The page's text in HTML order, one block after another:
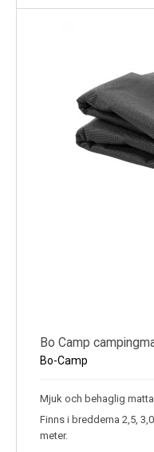
Bo Camp
Bo-Camp
Mjuk och behaglig
Finns i bredderna 2,5,
meter.